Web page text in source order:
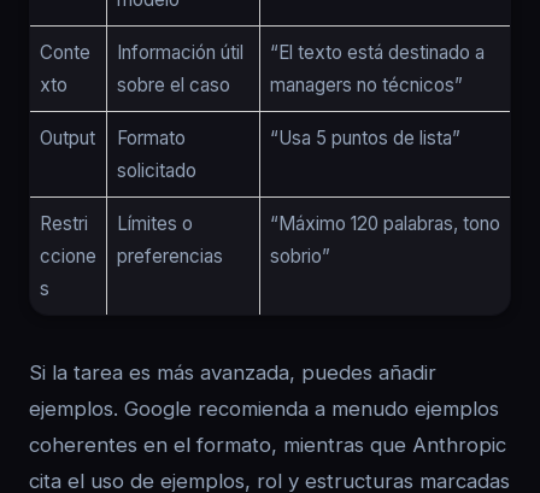
Conte
xto
Información útil
sobre el caso
“El texto está destinado a
managers no técnicos”
Output
Formato
solicitado
“Usa 5 puntos de lista”
Restri
ccione
s
Límites o
preferencias
“Máximo 120 palabras, tono
sobrio”
Si la tarea es más avanzada, puedes añadir
ejemplos. Google recomienda a menudo ejemplos
coherentes en el formato, mientras que Anthropic
cita el uso de ejemplos, rol y estructuras marcadas